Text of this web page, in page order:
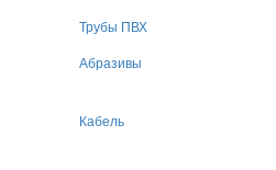
Трубы ПВХ
Абразивы
Кабель